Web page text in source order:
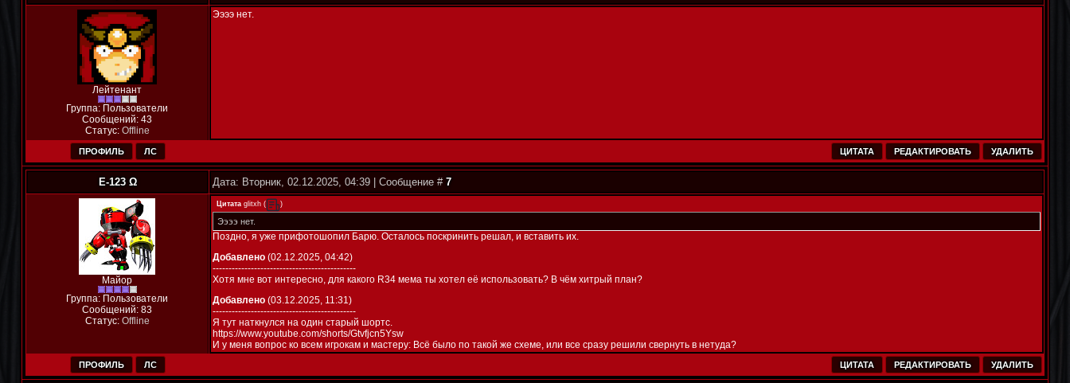
Лейтенант
Группа: Пользователи
Сообщений: 43
Статус: Offline
Ээээ нет.
ПРОФИЛЬ ЛС ЦИТАТА РЕДАКТИРОВАТЬ УДАЛИТЬ
E-123 Ω Дата: Вторник, 02.12.2025, 04:39 | Сообщение # 7
Майор
Группа: Пользователи
Сообщений: 83
Статус: Offline
Цитата glitxh ( )
Ээээ нет.
Поздно, я уже прифотошопил Барю. Осталось поскринить решал, и вставить их.
Добавлено (02.12.2025, 04:42)
---------------------------------------------
Хотя мне вот интересно, для какого R34 мема ты хотел её использовать? В чём хитрый план?
Добавлено (03.12.2025, 11:31)
---------------------------------------------
Я тут наткнулся на один старый шортс.
https://www.youtube.com/shorts/Gtvfjcn5Ysw
И у меня вопрос ко всем игрокам и мастеру: Всё было по такой же схеме, или все сразу решили свернуть в нетуда?
ПРОФИЛЬ ЛС ЦИТАТА РЕДАКТИРОВАТЬ УДАЛИТЬ